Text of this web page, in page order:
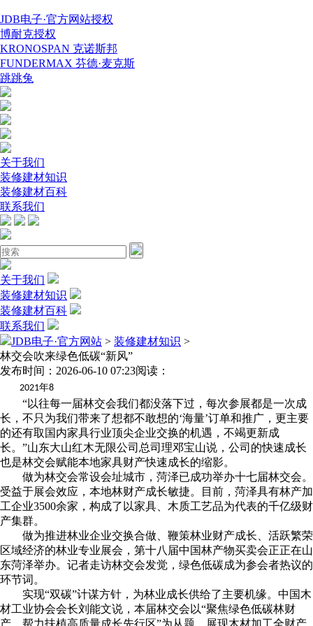
JDB电子·官方网站授权
博耐克授权
KRONOSPAN 克诺斯邦
FUNDERMAX 芬德·麦克斯
跳跳兔
关于我们
装修建材知识
装修建材百科
联系我们
关于我们
装修建材知识
装修建材百科
联系我们
JDB电子·官方网站 > 装修建材知识 >
林交会吹来绿色低碳“新风”
发布时间：2026-06-10 07:23阅读：
2021年8
“以往每一届林交会我们都没落下过，每次参展都是一次成
长，不只为我们带来了想都不敢想的‘海量’订单和推广，更主要
的还有取国内家具行业顶尖企业交换的机遇，不竭更新成
长。”山东大山红木无限公司总司理邓宝山说，公司的快速成长
也是林交会赋能本地家具财产快速成长的缩影。
做为林交会常设会址城市，菏泽已成功举办十七届林交会。
受益于展会效应，本地林财产成长敏捷。目前，菏泽具有林产加
工企业3500余家，构成了以家具、木质工艺品为代表的千亿级财
产集群。
做为推进林业企业交换合做、鞭策林业财产成长、活跃繁荣
区域经济的林业专业展会，第十八届中国林产物买卖会正正在山
东菏泽举办。记者走访林交会发觉，绿色低碳成为参会者热议的
环节词。
实现“双碳”计谋方针，为林业成长供给了主要机缘。中国木
材工业协会会长刘能文说，本届林交会以“聚焦绿色低碳林财
产、帮力扶植高质量成长先行区”为从题，展现木材加工全财产